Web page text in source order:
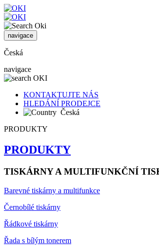
navigace
Česká
navigace
KONTAKTUJTE NÁS
HLEDÁNÍ PRODEJCE
Česká
PRODUKTY
PRODUKTY
TISKÁRNY A MULTIFUNKČNÍ
Barevné tiskárny a multifunkce
Černobílé tiskárny
Řádkové tiskárny
Řada s bílým tonerem